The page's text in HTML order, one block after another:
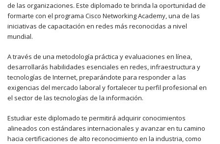
de las organizaciones. Este diplomado te brinda la oportunidad de
formarte con el programa Cisco Networking Academy, una de las
iniciativas de capacitación en redes más reconocidas a nivel
mundial.
A través de una metodología práctica y evaluaciones en línea,
desarrollarás habilidades esenciales en redes, infraestructura y
tecnologías de Internet, preparándote para responder a las
exigencias del mercado laboral y fortalecer tu perfil profesional en
el sector de las tecnologías de la información.
Estudiar este diplomado te permitirá adquirir conocimientos
alineados con estándares internacionales y avanzar en tu camino
hacia certificaciones de alto reconocimiento en la industria, como